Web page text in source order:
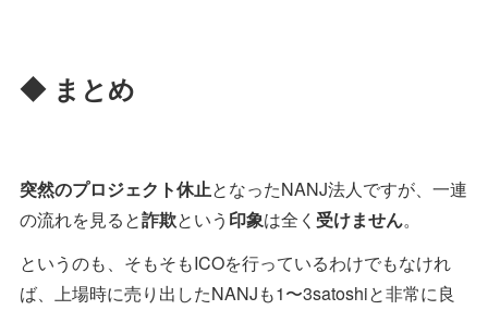
◆ まとめ
突然のプロジェクト休止となったNANJ法人ですが、一連
の流れを見ると詐欺という 印象は全く 受けません。
というのも、そもそもICOを行っているわけでもなけれ
ば、上場時に売り出したNANJも1〜3satoshiと非常に良